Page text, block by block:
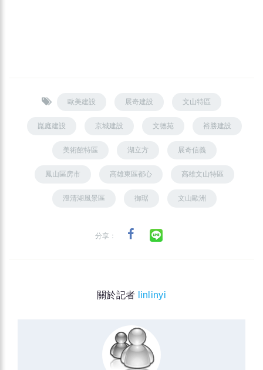
歐美建設 展奇建設 文山特區
崑庭建設 京城建設 文德苑 裕勝建設
美術館特區 湖立方 展奇信義
鳳山區房市 高雄東區都心 高雄文山特區
澄清湖風景區 御琚 文山歐洲
分享：
關於記者 linlinyi